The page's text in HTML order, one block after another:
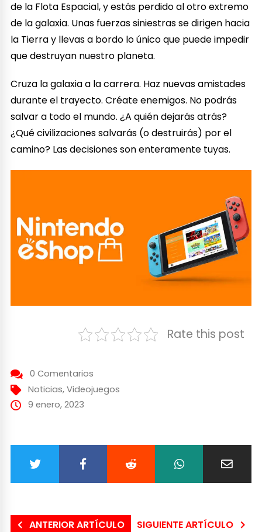
de la Flota Espacial, y estás perdido al otro extremo
de la galaxia. Unas fuerzas siniestras se dirigen hacia
la Tierra y llevas a bordo lo único que puede impedir
que destruyan nuestro planeta.
Cruza la galaxia a la carrera. Haz nuevas amistades
durante el trayecto. Créate enemigos. No podrás
salvar a todo el mundo. ¿A quién dejarás atrás?
¿Qué civilizaciones salvarás (o destruirás) por el
camino? Las decisiones son enteramente tuyas.
Rate this post
0 Comentarios
Noticias, Videojuegos
9 enero, 2023
ANTERIOR ARTÍCULO SIGUIENTE ARTÍCULO